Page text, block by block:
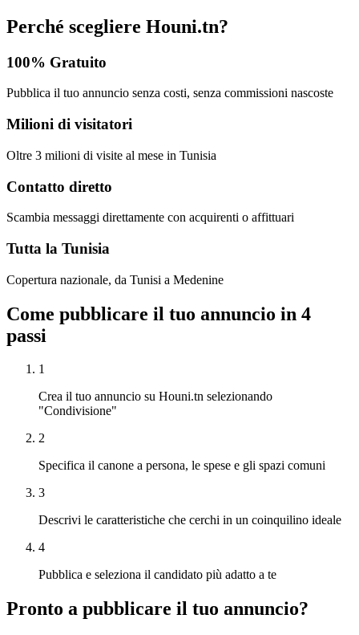
Perché scegliere Houni.tn?
100% Gratuito
Pubblica il tuo annuncio senza costi, senza commissioni nascoste
Milioni di visitatori
Oltre 3 milioni di visite al mese in Tunisia
Contatto diretto
Scambia messaggi direttamente con acquirenti o affittuari
Tutta la Tunisia
Copertura nazionale, da Tunisi a Medenine
Come pubblicare il tuo annuncio in 4
passi
1
Crea il tuo annuncio su Houni.tn selezionando
"Condivisione"
2
Specifica il canone a persona, le spese e gli spazi comuni
3
Descrivi le caratteristiche che cerchi in un coinquilino ideale
4
Pubblica e seleziona il candidato più adatto a te
Pronto a pubblicare il tuo annuncio?